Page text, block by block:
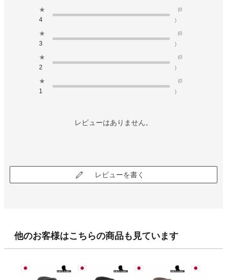
★
4
(0
)
★
3
(0
)
★
2
(0
)
★
1
(0
)
レビューはありません。
レビューを書く
他のお客様はこちらの商品も見ています